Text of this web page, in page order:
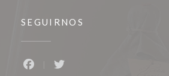
SEGUIRNOS